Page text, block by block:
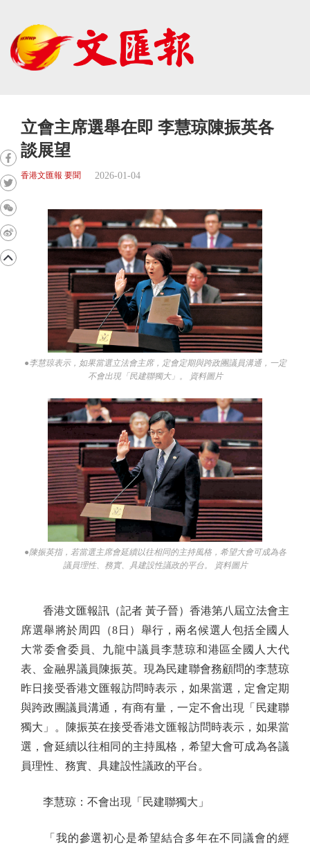
立會主席選舉在即 李慧琼陳振英各
談展望
香港文匯報 要聞 2026-01-04
●李慧琼表示，如果當選立法會主席，定會定期與跨政團議員溝通，一定
不會出現「民建聯獨大」。 資料圖片
●陳振英指，若當選主席會延續以往相同的主持風格，希望大會可成為各
議員理性、務實、具建設性議政的平台。 資料圖片
香港文匯報訊（記者 黃子晉）香港第八屆立法會主
席選舉將於周四（8日）舉行，兩名候選人包括全國人
大常委會委員、九龍中議員李慧琼和港區全國人大代
表、金融界議員陳振英。現為民建聯會務顧問的李慧琼
昨日接受香港文匯報訪問時表示，如果當選，定會定期
與跨政團議員溝通，有商有量，一定不會出現「民建聯
獨大」。陳振英在接受香港文匯報訪問時表示，如果當
選，會延續以往相同的主持風格，希望大會可成為各議
員理性、務實、具建設性議政的平台。
李慧琼：不會出現「民建聯獨大」
「我的參選初心是希望結合多年在不同議會的經